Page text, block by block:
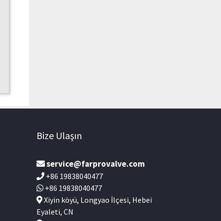
Bize Ulaşın
service@farprovalve.com
+86 19838040477
+86 19838040477
Xiyin köyü, Longyao İlçesi, Hebei
Eyaleti, CN